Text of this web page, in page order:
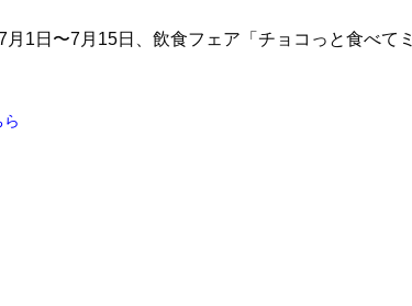
1日〜7月15日、飲食フェア「チョコっと食べてミ